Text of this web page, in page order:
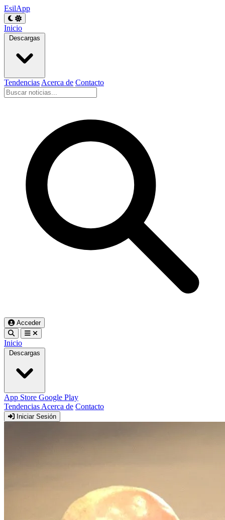
EsilApp
Inicio
Descargas
Tendencias Acerca de Contacto
Acceder
Inicio
Descargas
App Store Google Play
Tendencias Acerca de Contacto
Iniciar Sesión